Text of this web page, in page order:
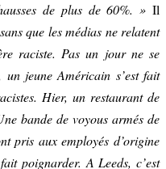
de plus de 60%. » Il
que les médias ne relatent
raciste. Pas un jour ne se
un jeune Américain s’est fait
Hier, un restaurant de
bande de voyous armés de
pris aux employés d’origine
poignarder. A Leeds, c’est